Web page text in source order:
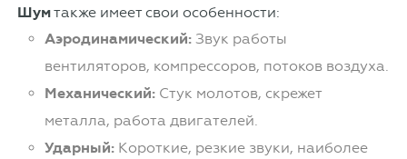
Шумтакже имеет свои особенности:
Аэродинамический:Звук работы
вентиляторов, компрессоров, потоков воздуха.
Механический:Стук молотов, скрежет
металла, работа двигателей.
Ударный:Короткие, резкие звуки, наиболее